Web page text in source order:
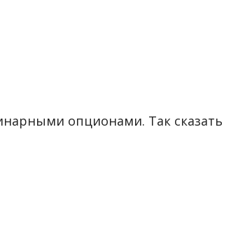
опционами. Так сказать